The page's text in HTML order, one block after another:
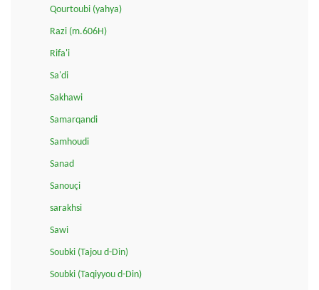
Qourtoubi (yahya)
Razi (m.606H)
Rifa'i
Sa'di
Sakhawi
Samarqandi
Samhoudi
Sanad
Sanouçi
sarakhsi
Sawi
Soubki (Tajou d-Din)
Soubki (Taqiyyou d-Din)